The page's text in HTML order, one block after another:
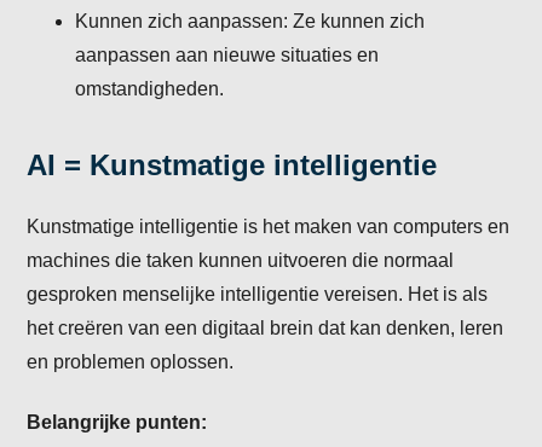
Kunnen zich aanpassen: Ze kunnen zich
aanpassen aan nieuwe situaties en
omstandigheden.
AI = Kunstmatige intelligentie
Kunstmatige intelligentie is het maken van computers en
machines die taken kunnen uitvoeren die normaal
gesproken menselijke intelligentie vereisen. Het is als
het creëren van een digitaal brein dat kan denken, leren
en problemen oplossen.
Belangrijke punten: